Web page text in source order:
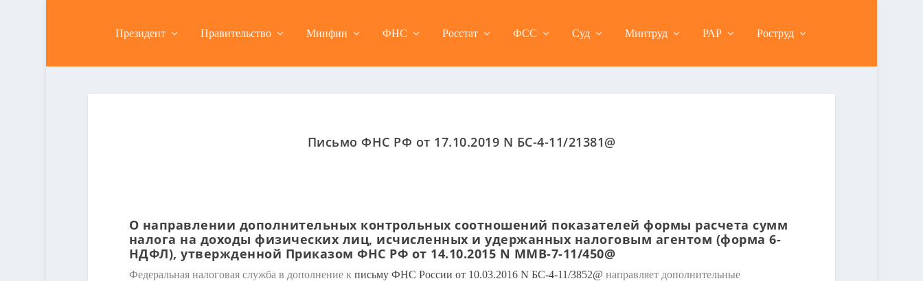
Президент Правительство Минфин ФНС Росстат ФСС Суд Минтруд РАР Роструд
Письмо ФНС РФ от 17.10.2019 N БС-4-11/21381@
О направлении дополнительных контрольных соотношений показателей формы расчета сумм
налога на доходы физических лиц, исчисленных и удержанных налоговым агентом (форма 6-
НДФЛ), утвержденной Приказом ФНС РФ от 14.10.2015 N ММВ-7-11/450@
Федеральная налоговая служба в дополнение к письму ФНС России от 10.03.2016 N БС-4-11/3852@ направляет дополнительные